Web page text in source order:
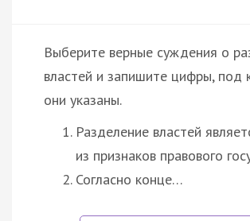
Выберите верные суждения о
властей и запишите цифры, под
они указаны.
Разделение властей
из признаков правового
Согласно конце…